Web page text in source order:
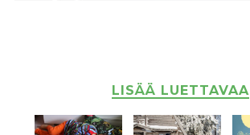
LISÄÄ LUETTAVAA